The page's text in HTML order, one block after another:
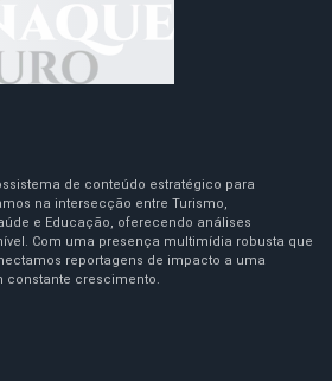
de conteúdo estratégico para
na intersecção entre Turismo,
e Educação, oferecendo análises
Com uma presença multimídia robusta que
reportagens de impacto a uma
constante crescimento.